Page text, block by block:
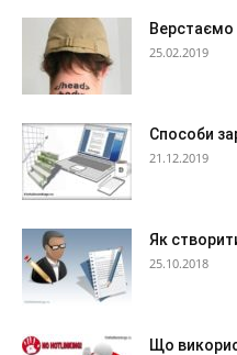
Верстаємо
25.02.2019
Способи
21.12.2019
Як
25.10.2018
Що